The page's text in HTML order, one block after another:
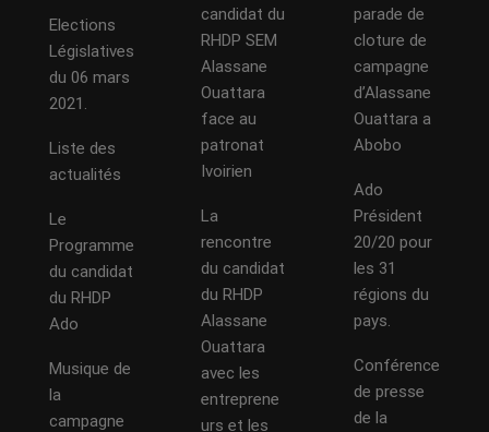
Elections
Législatives
du 06 mars
2021.
Liste des
actualités
Le
Programme
du candidat
du RHDP
Ado
Musique de
la
campagne
candidat du
RHDP SEM
Alassane
Ouattara
face au
patronat
Ivoirien
La
rencontre
du candidat
du RHDP
Alassane
Ouattara
avec les
entreprene
urs et les
parade de
cloture de
campagne
d’Alassane
Ouattara a
Abobo
Ado
Président
20/20 pour
les 31
régions du
pays.
Conférence
de presse
de la